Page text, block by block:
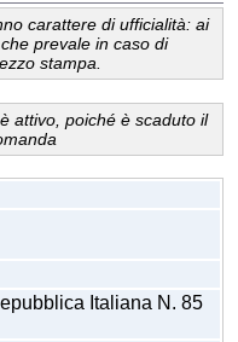
carattere di ufficialità: ai
prevale in caso di
stampa.
attivo, poiché è scaduto il
Italiana N. 85